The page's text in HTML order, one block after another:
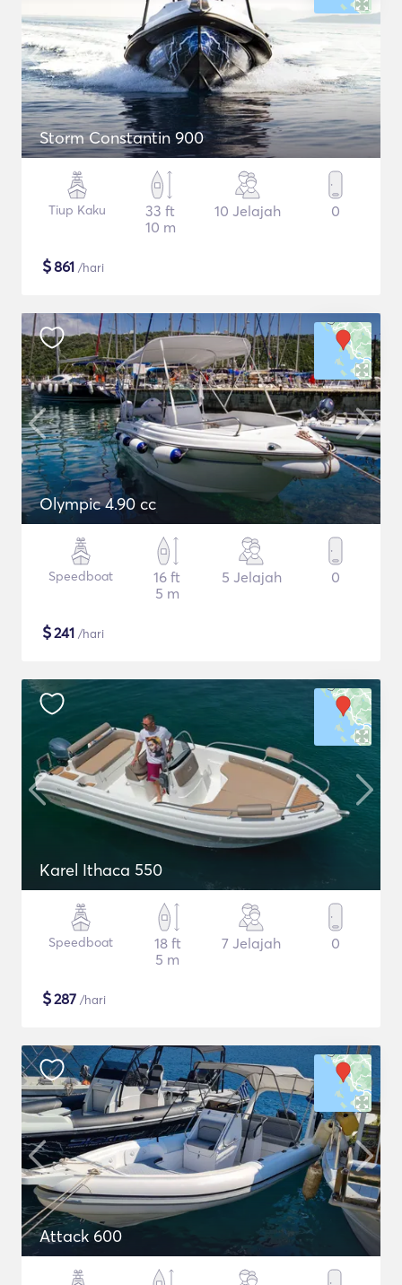
Storm Constantin 900
Tiup Kaku
33 ft
10 m
10 Jelajah 0
$861 /hari
Olympic 4.90 cc
Speedboat
16 ft
5 m
5 Jelajah 0
$241 /hari
Karel Ithaca 550
Speedboat
18 ft
5 m
7 Jelajah 0
$287 /hari
Attack 600